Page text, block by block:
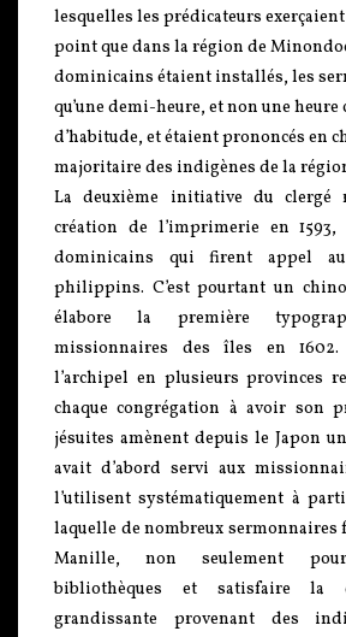
lesquelles les prédicateurs
point que dans la région de
dominicains étaient installés, les
qu’une demi-heure, et non une heure
d’habitude, et étaient prononcés en
majoritaire des indigènes de la
La deuxième initiative du clergé
création de l’imprimerie en 1593,
dominicains qui firent appel
philippins. C’est pourtant un
élabore la première
missionnaires des îles en
l’archipel en plusieurs provinces
chaque congrégation à avoir son
jésuites amènent depuis le Japon
avait d’abord servi aux
l’utilisent systématiquement à
laquelle de nombreux
Manille, non seulement
bibliothèques et satisfaire la
grandissante provenant des